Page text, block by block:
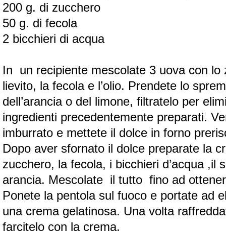
200 g. di zucchero
50 g. di fecola
2 bicchieri di acqua
In un recipiente mescolate 3 uova con
lievito, la fecola e l’olio. Prendete lo
dell’arancia o del limone, filtratelo per
ingredienti precedentemente preparati.
imburrato e mettete il dolce in forno
Dopo aver sfornato il dolce preparate la
zucchero, la fecola, i bicchieri d’acqua ,il
arancia. Mescolate il tutto fino ad
Ponete la pentola sul fuoco e portate ad
una crema gelatinosa. Una volta
farcitelo con la crema.